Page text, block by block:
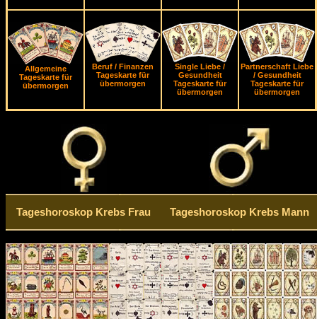
Allgemeine
Tageskarte für
übermorgen
Beruf / Finanzen
Tageskarte für
übermorgen
Single Liebe /
Gesundheit
Tageskarte für
übermorgen
Partnerschaft Liebe
/ Gesundheit
Tageskarte für
übermorgen
Tageshoroskop Krebs Frau Tageshoroskop Krebs Mann